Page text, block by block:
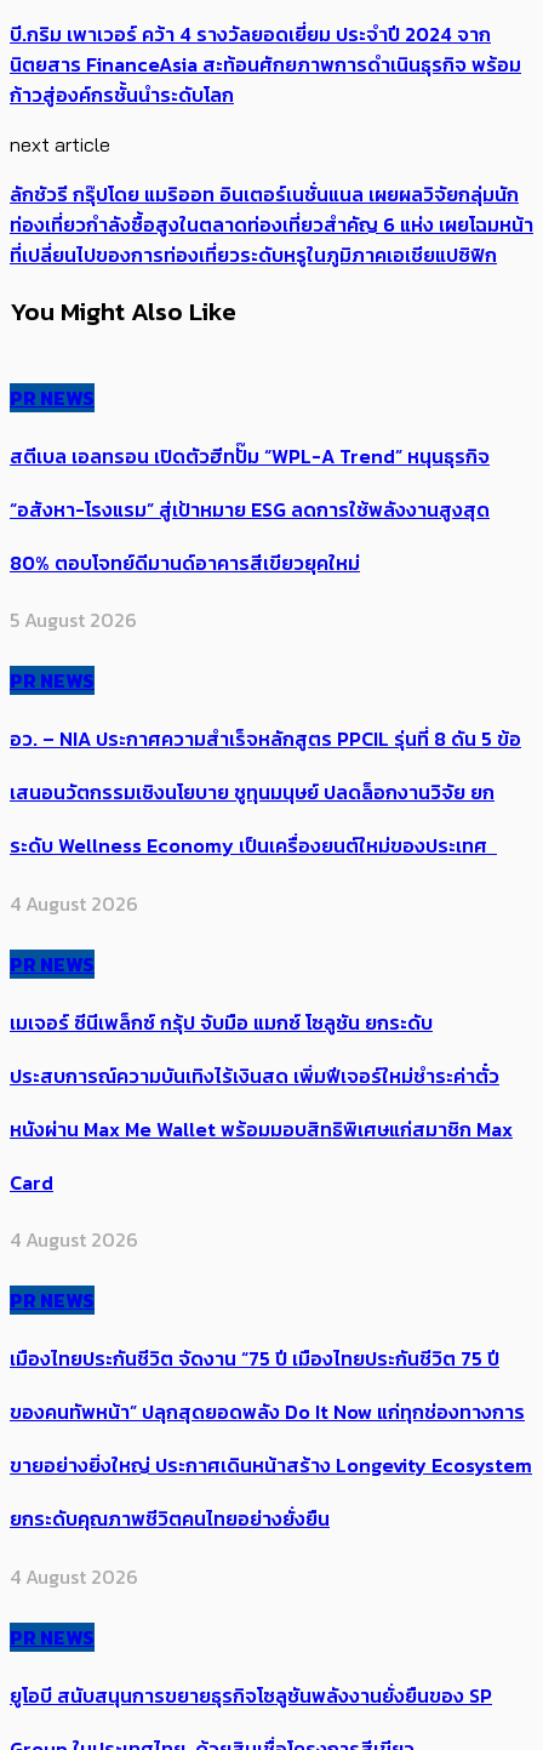
บี.กริม เพาเวอร์ คว้า 4 รางวัลยอดเยี่ยม ประจำปี 2024 จาก
นิตยสาร FinanceAsia สะท้อนศักยภาพการดำเนินธุรกิจ พร้อม
ก้าวสู่องค์กรชั้นนำระดับโลก
next article
ลักชัวรี กรุ๊ปโดย แมริออท อินเตอร์เนชั่นแนล เผยผลวิจัยกลุ่มนัก
ท่องเที่ยวกำลังซื้อสูงในตลาดท่องเที่ยวสำคัญ 6 แห่ง เผยโฉมหน้า
ที่เปลี่ยนไปของการท่องเที่ยวระดับหรูในภูมิภาคเอเชียแปซิฟิก
You Might Also Like
PR NEWS
สตีเบล เอลทรอน เปิดตัวฮีทปั๊ม “WPL-A Trend” หนุนธุรกิจ
“อสังหา-โรงแรม” สู่เป้าหมาย ESG ลดการใช้พลังงานสูงสุด
80% ตอบโจทย์ดีมานด์อาคารสีเขียวยุคใหม่
5 August 2026
PR NEWS
อว. – NIA ประกาศความสำเร็จหลักสูตร PPCIL รุ่นที่ 8 ดัน 5 ข้อ
เสนอนวัตกรรมเชิงนโยบาย ชูทุนมนุษย์ ปลดล็อกงานวิจัย ยก
ระดับ Wellness Economy เป็นเครื่องยนต์ใหม่ของประเทศ
4 August 2026
PR NEWS
เมเจอร์ ซีนีเพล็กซ์ กรุ้ป จับมือ แมกซ์ โซลูชัน ยกระดับ
ประสบการณ์ความบันเทิงไร้เงินสด เพิ่มฟีเจอร์ใหม่ชำระค่าตั๋ว
หนังผ่าน Max Me Wallet พร้อมมอบสิทธิพิเศษแก่สมาชิก Max
Card
4 August 2026
PR NEWS
เมืองไทยประกันชีวิต จัดงาน “75 ปี เมืองไทยประกันชีวิต 75 ปี
ของคนทัพหน้า” ปลุกสุดยอดพลัง Do It Now แก่ทุกช่องทางการ
ขายอย่างยิ่งใหญ่ ประกาศเดินหน้าสร้าง Longevity Ecosystem
ยกระดับคุณภาพชีวิตคนไทยอย่างยั่งยืน
4 August 2026
PR NEWS
ยูโอบี สนับสนุนการขยายธุรกิจโซลูชันพลังงานยั่งยืนของ SP